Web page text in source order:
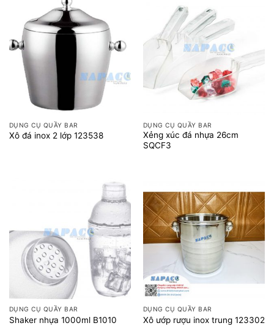
DỤNG CỤ QUẦY BAR
Xô đá inox 2 lớp 123538
DỤNG CỤ QUẦY BAR
Xẻng xúc đá nhựa 26cm
SQCF3
DỤNG CỤ QUẦY BAR
Shaker nhựa 1000ml B1010
DỤNG CỤ QUẦY BAR
Xô ướp rượu inox trung 123302